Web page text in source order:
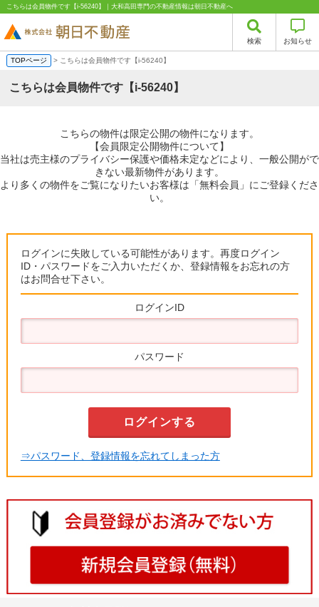
こちらは会員物件です【i-56240】｜大和高田専門の不動産情報は朝日不動産へ
検索 お知らせ
TOPページ > こちらは会員物件です【i-56240】
こちらは会員物件です【i-56240】
こちらの物件は限定公開の物件になります。
【会員限定公開物件について】
当社は売主様のプライバシー保護や価格未定などにより、一般公開がで
きない最新物件があります。
より多くの物件をご覧になりたいお客様は「無料会員」にご登録くださ
い。
ログインに失敗している可能性があります。再度ログイン
ID・パスワードをご入力いただくか、登録情報をお忘れの方
はお問合せ下さい。
ログインID
パスワード
⇒パスワード、登録情報を忘れてしまった方